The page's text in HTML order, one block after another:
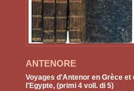
ANTENORE
Voyages d'Antenor en Grèce
l'Egypte, (primi 4 voll. di 5)